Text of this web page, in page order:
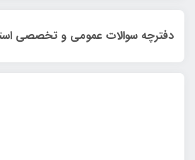
دفترچه سوالات عمومی و تخصصی